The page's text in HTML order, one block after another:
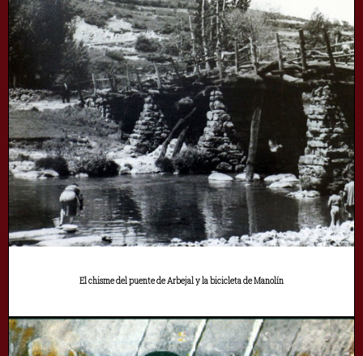
El chisme del puente de Arbejal y la bicicleta de Manolín